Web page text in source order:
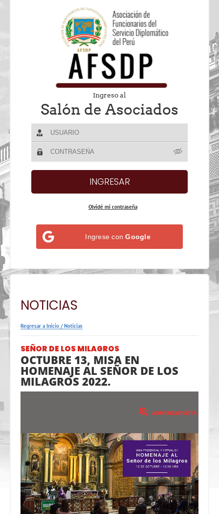
Ingreso al
Salón de Asociados
Olvidé mi contraseña
Ingrese conGoogle
NOTICIAS
Regresar a Inicio /Noticias
SEÑOR DE LOS MILAGROS
OCTUBRE 13, MISA EN
HOMENAJE AL SEÑOR DE LOS
MILAGROS 2022.